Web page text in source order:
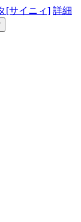
[サイニィ] 詳細